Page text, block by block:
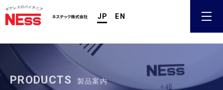
第５階層
JP
EN
PRODUCTS 製品案内